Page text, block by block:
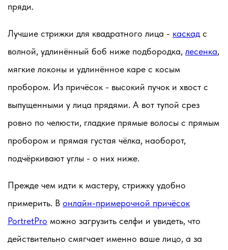
пряди.
Лучшие стрижки для квадратного лица - каскад с
волной, удлинённый боб ниже подбородка, лесенка,
мягкие локоны и удлинённое каре с косым
пробором. Из причёсок - высокий пучок и хвост с
выпущенными у лица прядями. А вот тупой срез
ровно по челюсти, гладкие прямые волосы с прямым
пробором и прямая густая чёлка, наоборот,
подчёркивают углы - о них ниже.
Прежде чем идти к мастеру, стрижку удобно
примерить. В онлайн-примерочной причёсок
PortretPro можно загрузить селфи и увидеть, что
действительно смягчает именно ваше лицо, а за